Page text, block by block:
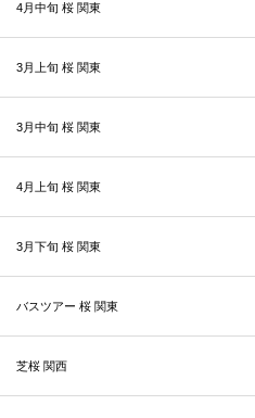
4月中旬 桜 関東
3月上旬 桜 関東
3月中旬 桜 関東
4月上旬 桜 関東
3月下旬 桜 関東
バスツアー 桜 関東
芝桜 関西